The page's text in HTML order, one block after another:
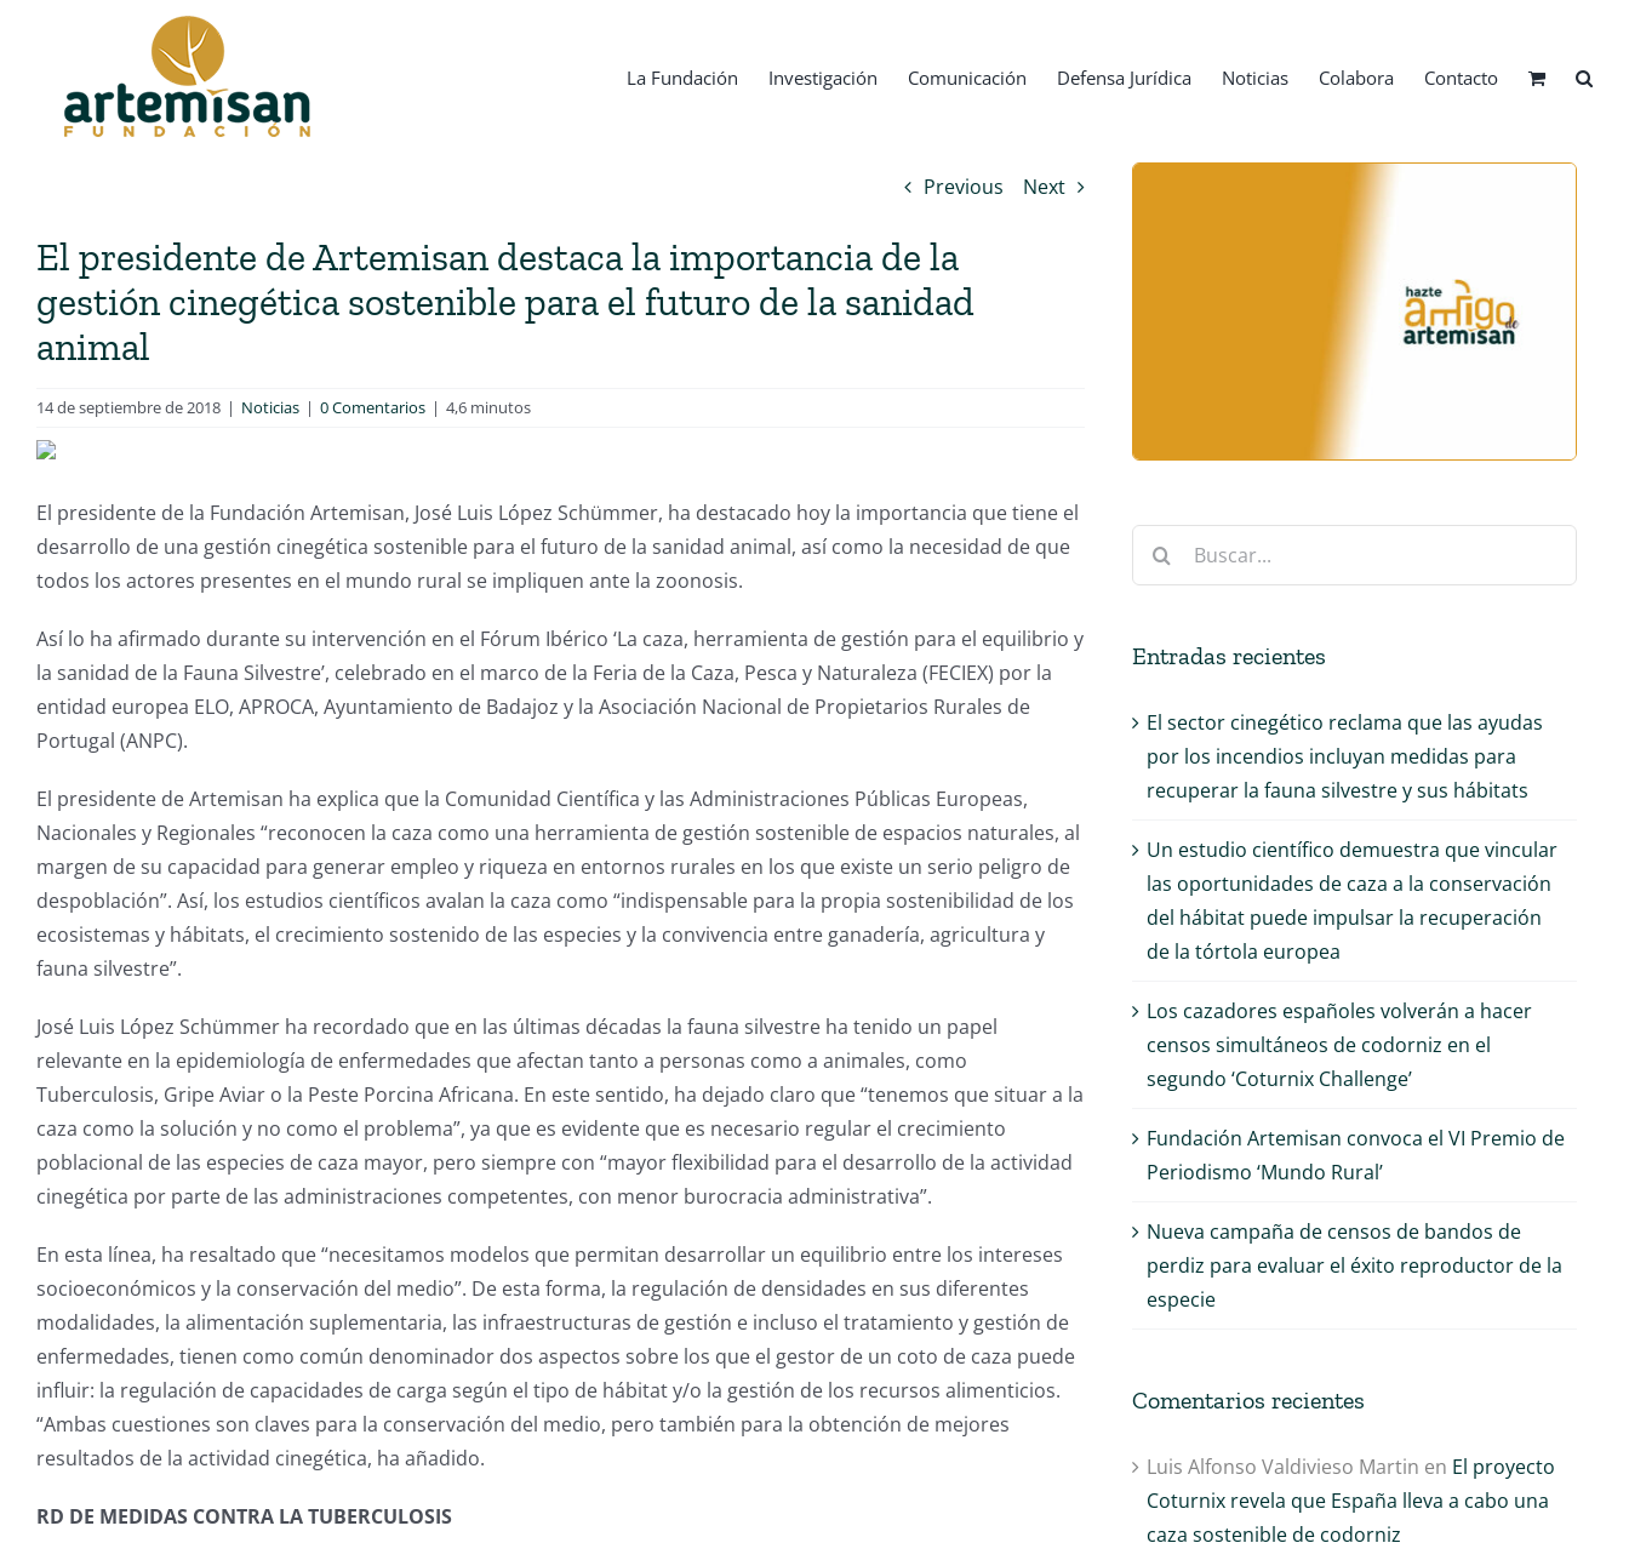
contenido
La Fundación Investigación Comunicación Defensa Jurídica Noticias Colabora Contacto
Previous Next
El presidente de Artemisan destaca la importancia de la
gestión cinegética sostenible para el futuro de la sanidad
animal
14 de septiembre de 2018 | Noticias | 0 Comentarios | 4,6 minutos
El presidente de la Fundación Artemisan, José Luis López Schümmer, ha destacado hoy la importancia que tiene el
desarrollo de una gestión cinegética sostenible para el futuro de la sanidad animal, así como la necesidad de que
todos los actores presentes en el mundo rural se impliquen ante la zoonosis.
Así lo ha afirmado durante su intervención en el Fórum Ibérico ‘La caza, herramienta de gestión para el equilibrio y
la sanidad de la Fauna Silvestre’, celebrado en el marco de la Feria de la Caza, Pesca y Naturaleza (FECIEX) por la
entidad europea ELO, APROCA, Ayuntamiento de Badajoz y la Asociación Nacional de Propietarios Rurales de
Portugal (ANPC).
El presidente de Artemisan ha explica que la Comunidad Científica y las Administraciones Públicas Europeas,
Nacionales y Regionales “reconocen la caza como una herramienta de gestión sostenible de espacios naturales, al
margen de su capacidad para generar empleo y riqueza en entornos rurales en los que existe un serio peligro de
despoblación”. Así, los estudios científicos avalan la caza como “indispensable para la propia sostenibilidad de los
ecosistemas y hábitats, el crecimiento sostenido de las especies y la convivencia entre ganadería, agricultura y
fauna silvestre”.
José Luis López Schümmer ha recordado que en las últimas décadas la fauna silvestre ha tenido un papel
relevante en la epidemiología de enfermedades que afectan tanto a personas como a animales, como
Tuberculosis, Gripe Aviar o la Peste Porcina Africana. En este sentido, ha dejado claro que “tenemos que situar a la
caza como la solución y no como el problema”, ya que es evidente que es necesario regular el crecimiento
poblacional de las especies de caza mayor, pero siempre con “mayor flexibilidad para el desarrollo de la actividad
cinegética por parte de las administraciones competentes, con menor burocracia administrativa”.
En esta línea, ha resaltado que “necesitamos modelos que permitan desarrollar un equilibrio entre los intereses
socioeconómicos y la conservación del medio”. De esta forma, la regulación de densidades en sus diferentes
modalidades, la alimentación suplementaria, las infraestructuras de gestión e incluso el tratamiento y gestión de
enfermedades, tienen como común denominador dos aspectos sobre los que el gestor de un coto de caza puede
influir: la regulación de capacidades de carga según el tipo de hábitat y/o la gestión de los recursos alimenticios.
“Ambas cuestiones son claves para la conservación del medio, pero también para la obtención de mejores
resultados de la actividad cinegética, ha añadido.
RD DE MEDIDAS CONTRA LA TUBERCULOSIS
Buscar:
Entradas recientes
El sector cinegético reclama que las ayudas
por los incendios incluyan medidas para
recuperar la fauna silvestre y sus hábitats
Un estudio científico demuestra que vincular
las oportunidades de caza a la conservación
del hábitat puede impulsar la recuperación
de la tórtola europea
Los cazadores españoles volverán a hacer
censos simultáneos de codorniz en el
segundo ‘Coturnix Challenge’
Fundación Artemisan convoca el VI Premio de
Periodismo ‘Mundo Rural’
Nueva campaña de censos de bandos de
perdiz para evaluar el éxito reproductor de la
especie
Comentarios recientes
Luis Alfonso Valdivieso Martin en El proyecto
Coturnix revela que España lleva a cabo una
caza sostenible de codorniz